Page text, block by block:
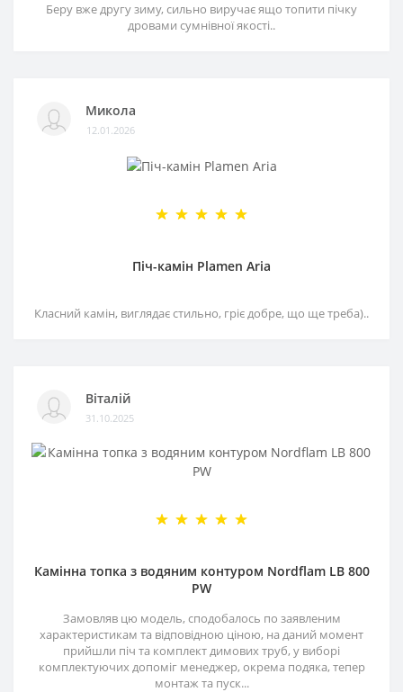
Беру вже другу зиму, сильно виручає ящо топити пічку
дровами сумнівної якості..
Микола
12.01.2026
Піч-камін Plamen Aria
Класний камін, виглядає стильно, гріє добре, що ще треба)..
Віталій
31.10.2025
Камінна топка з водяним контуром Nordflam LB 800
PW
Замовляв цю модель, сподобалось по заявленим
характеристикам та відповідною ціною, на даний момент
прийшли піч та комплект димових труб, у виборі
комплектуючих допоміг менеджер, окрема подяка, тепер
монтаж та пуск...